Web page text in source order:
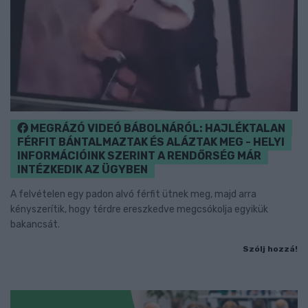
MEGRÁZÓ VIDEÓ BÁBOLNÁRÓL: HAJLÉKTALAN
FÉRFIT BÁNTALMAZTAK ÉS ALÁZTAK MEG - HELYI
INFORMÁCIÓINK SZERINT A RENDŐRSÉG MÁR
INTÉZKEDIK AZ ÜGYBEN
A felvételen egy padon alvó férfit ütnek meg, majd arra
kényszerítik, hogy térdre ereszkedve megcsókolja egyikük
bakancsát.
Szólj hozzá!